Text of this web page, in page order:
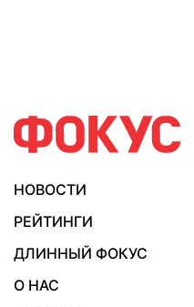
НОВОСТИ
РЕЙТИНГИ
ДЛИННЫЙ ФОКУС
О НАС